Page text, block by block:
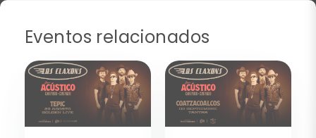
Eventos relacionados